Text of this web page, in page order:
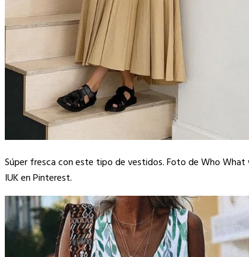
Súper fresca con este tipo de vestidos. Foto de Who What
IUK en Pinterest.